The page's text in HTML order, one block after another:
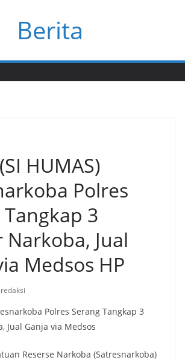
Berita
HUMAS)
Polres
3
Narkoba, Jual
Medsos HP
redaksi
Polres Serang Tangkap 3
Jual Ganja via Medsos
Reserse Narkoba (Satresnarkoba)